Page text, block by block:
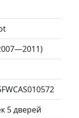
5 дверей